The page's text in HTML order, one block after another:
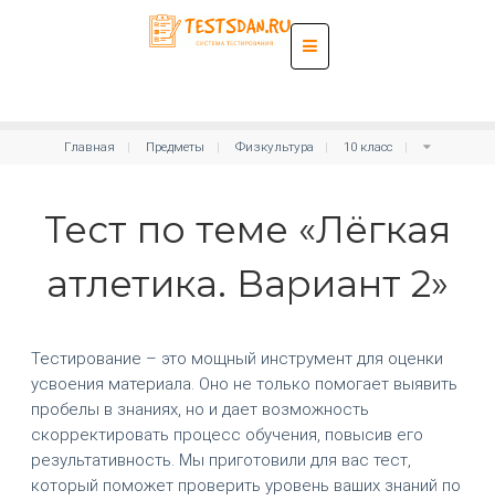
Главная Предметы Физкультура 10 класс
Тест по теме «Лёгкая
атлетика. Вариант 2»
Тестирование – это мощный инструмент для оценки
усвоения материала. Оно не только помогает выявить
пробелы в знаниях, но и дает возможность
скорректировать процесс обучения, повысив его
результативность. Мы приготовили для вас тест,
который поможет проверить уровень ваших знаний по